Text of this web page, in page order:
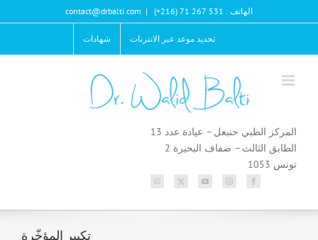
to
الهاتف : 531 267 71 (216+) |
contact@drbalti.com
تحديد موعد عبر الانترنات شهادات
المركز الطبي حنبعل – عيادة عدد 13
الطابق الثالث – ضفاف البحيرة 2
تونس 1053
تكبير المؤخّرة